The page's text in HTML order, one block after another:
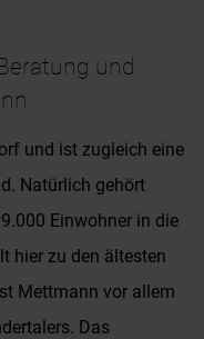
und
und ist zugleich eine
Natürlich gehört
Einwohner in die
hier zu den ältesten
Mettmann vor allem
Das